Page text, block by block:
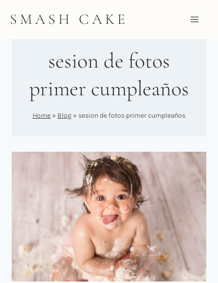
SMASH CAKE
sesion de fotos
primer cumpleaños
Home » Blog » sesion de fotos primer cumpleaños